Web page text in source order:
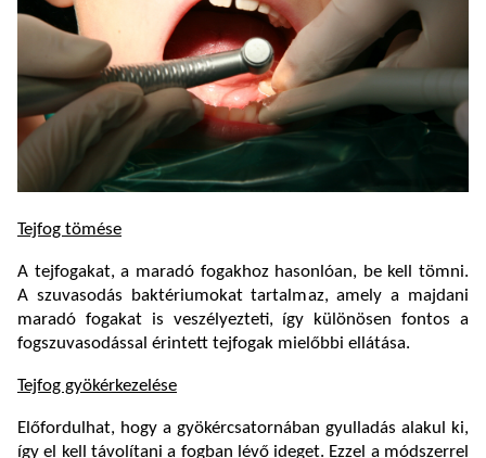
Tejfog tömése
A tejfogakat, a maradó fogakhoz hasonlóan, be kell tömni.
A szuvasodás baktériumokat tartalmaz, amely a majdani
maradó fogakat is veszélyezteti, így különösen fontos a
fogszuvasodással érintett tejfogak mielőbbi ellátása.
Tejfog gyökérkezelése
Előfordulhat, hogy a gyökércsatornában gyulladás alakul ki,
így el kell távolítani a fogban lévő ideget. Ezzel a módszerrel